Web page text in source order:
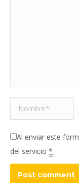
Nombre *
Al enviar este
del servicio *
Post comment